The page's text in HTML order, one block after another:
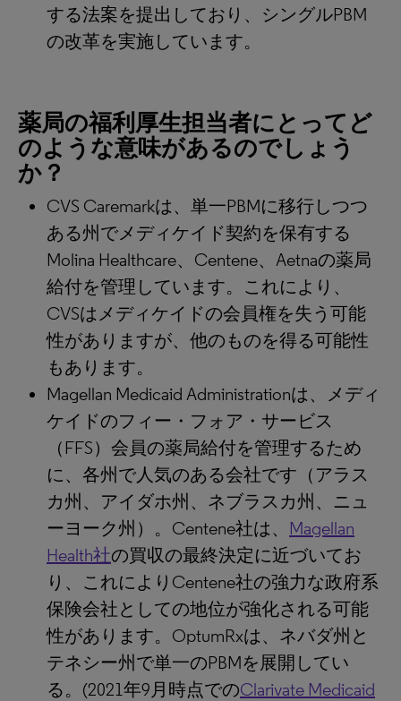
する法案を提出しており、シングルPBM
の改革を実施しています。
薬局の福利厚生担当者にとってど
のような意味があるのでしょう
か？
CVS Caremarkは、単一PBMに移行しつつ
ある州でメディケイド契約を保有する
Molina Healthcare、Centene、Aetnaの薬局
給付を管理しています。これにより、
CVSはメディケイドの会員権を失う可能
性がありますが、他のものを得る可能性
もあります。
Magellan Medicaid Administrationは、メディ
ケイドのフィー・フォア・サービス
（FFS）会員の薬局給付を管理するため
に、各州で人気のある会社です（アラス
カ州、アイダホ州、ネブラスカ州、ニュ
ーヨーク州）。Centene社は、 Magellan
Health社の買収の最終決定に近づいてお
り、これによりCentene社の強力な政府系
保険会社としての地位が強化される可能
性があります。OptumRxは、ネバダ州と
テネシー州で単一のPBMを展開してい
る。(2021年9月時点でのClarivate Medicaid